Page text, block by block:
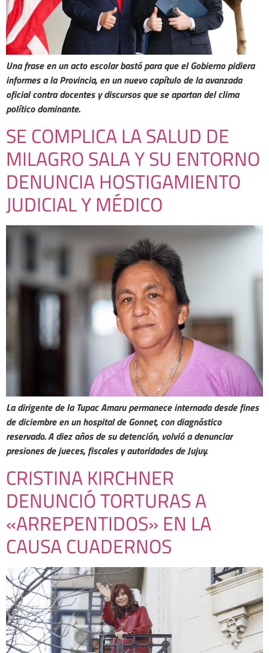
Una frase en un acto escolar bastó para que el Gobierno pidiera
informes a la Provincia, en un nuevo capítulo de la avanzada
oficial contra docentes y discursos que se apartan del clima
político dominante.
SE COMPLICA LA SALUD DE
MILAGRO SALA Y SU ENTORNO
DENUNCIA HOSTIGAMIENTO
JUDICIAL Y MÉDICO
La dirigente de la Tupac Amaru permanece internada desde fines
de diciembre en un hospital de Gonnet, con diagnóstico
reservado. A diez años de su detención, volvió a denunciar
presiones de jueces, fiscales y autoridades de Jujuy.
CRISTINA KIRCHNER
DENUNCIÓ TORTURAS A
«ARREPENTIDOS» EN LA
CAUSA CUADERNOS